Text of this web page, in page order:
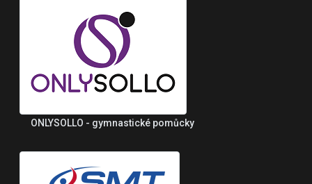
ONLYSOLLO - gymnastické pomůcky